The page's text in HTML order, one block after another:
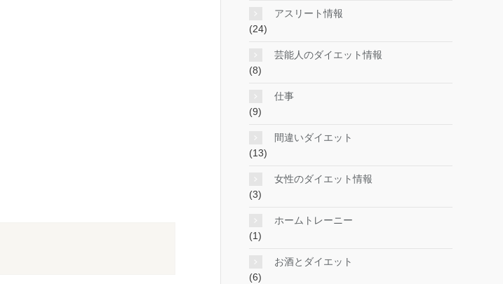
アスリート情報
(24)
芸能人のダイエット情報
(8)
仕事
(9)
間違いダイエット
(13)
女性のダイエット情報
(3)
ホームトレーニー
(1)
お酒とダイエット
(6)